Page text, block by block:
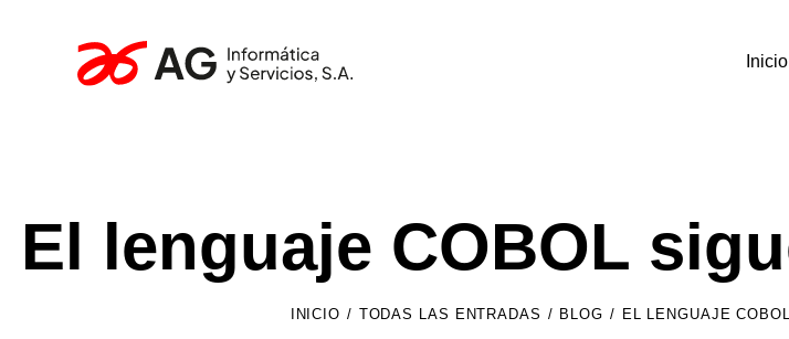
Inicio
El lenguaje COBOL
INICIO TODAS LAS ENTRADAS BLOG EL LENGUAJE